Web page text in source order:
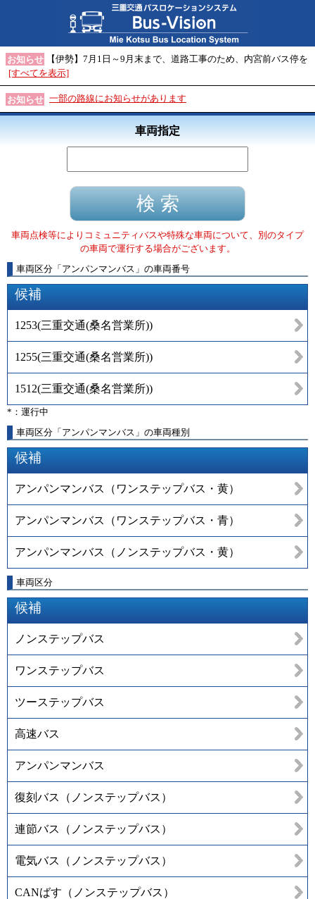
お知らせ
【伊勢】7月1日～9月末まで、道路工事のため、内宮前バス停を
[すべてを表示]
お知らせ 一部の路線にお知らせがあります
車両指定
車両点検等によりコミュニティバスや特殊な車両について、別のタイプ
の車両で運行する場合がございます。
車両区分 「 アンパンマンバス 」 の車両番号
候補
1253(三重交通(桑名営業所))
1255(三重交通(桑名営業所))
1512(三重交通(桑名営業所))
*：運行中
車両区分「アンパンマンバス」の車両種別
候補
アンパンマンバス（ワンステップバス・黄）
アンパンマンバス（ワンステップバス・青）
アンパンマンバス（ノンステップバス・黄）
車両区分
候補
ノンステップバス
ワンステップバス
ツーステップバス
高速バス
アンパンマンバス
復刻バス（ノンステップバス）
連節バス（ノンステップバス）
電気バス（ノンステップバス）
CANばす（ノンステップバス）